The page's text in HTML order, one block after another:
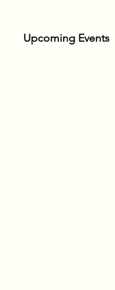
Upcoming Events